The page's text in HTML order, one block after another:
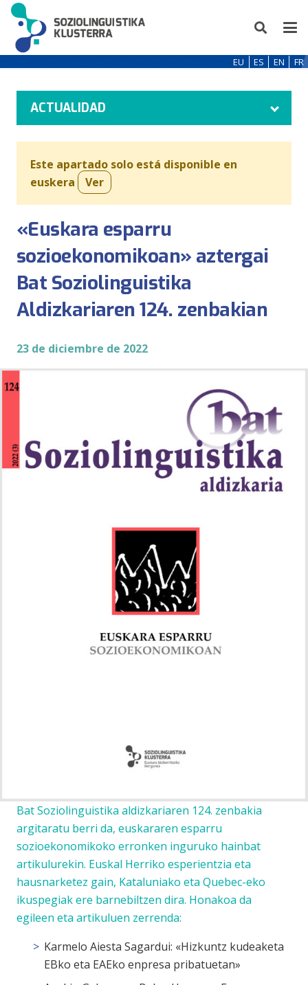
EU ES EN FR
ACTUALIDAD
Este apartado solo está disponible en
euskera
Ver
«Euskara esparru
sozioekonomikoan» aztergai
Bat Soziolinguistika
Aldizkariaren 124. zenbakian
23 de diciembre de 2022
Bat Soziolinguistika aldizkariaren 124. zenbakia
argitaratu berri da, euskararen esparru
sozioekonomikoko erronken inguruko hainbat
artikulurekin. Euskal Herriko esperientzia eta
hausnarketez gain, Kataluniako eta Quebec-eko
ikuspegiak ere barnebiltzen dira. Honakoa da
egileen eta artikuluen zerrenda:
Karmelo Aiesta Sagardui: «Hizkuntz kudeaketa
EBko eta EAEko enpresa pribatuetan»